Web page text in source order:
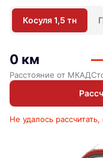
Косуля 1,5 тн
0 км
Расстояние от МКАД
Не удалось